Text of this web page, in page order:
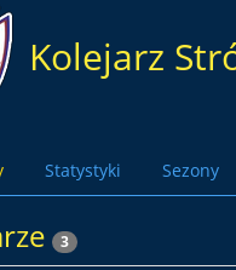
Kolejarz
Statystyki Sezony
3